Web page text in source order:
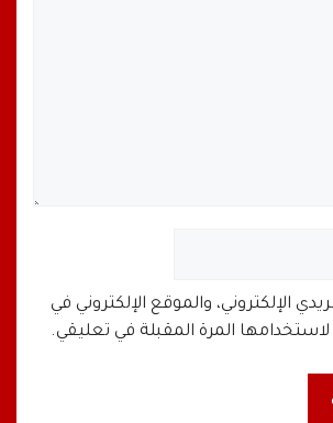
الإلكتروني، والموقع الإلكتروني في
المرة المقبلة في تعليقي.